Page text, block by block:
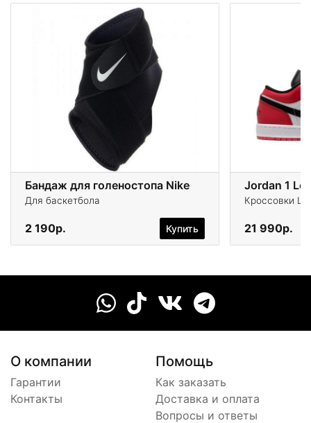
Бандаж для голеностопа Nike
Для баскетбола
2 190р. Купить
Jordan 1
Кроссовки
21 990р.
О компании
Гарантии
Контакты
Помощь
Как заказать
Доставка и оплата
Вопросы и ответы